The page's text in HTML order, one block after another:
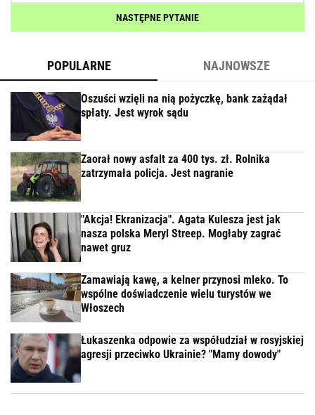
NASTĘPNE PYTANIE
POPULARNE NAJNOWSZE
Oszuści wzięli na nią pożyczkę, bank zażądał
spłaty. Jest wyrok sądu
Zaorał nowy asfalt za 400 tys. zł. Rolnika
zatrzymała policja. Jest nagranie
"Akcja! Ekranizacja". Agata Kulesza jest jak
nasza polska Meryl Streep. Mogłaby zagrać
nawet gruz
Zamawiają kawę, a kelner przynosi mleko. To
wspólne doświadczenie wielu turystów we
Włoszech
Łukaszenka odpowie za współudział w rosyjskiej
agresji przeciwko Ukrainie? "Mamy dowody"